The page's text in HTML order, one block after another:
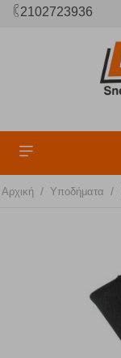
2102723936
Αρχική / Υποδήματα /